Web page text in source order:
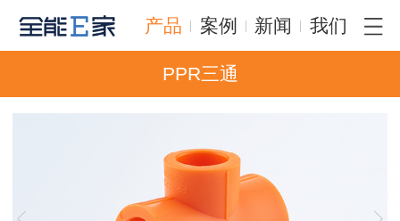
产品 案例 新闻 我们
PPR三通